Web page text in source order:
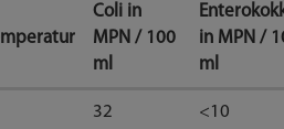
Coli in
MPN / 100
ml
in MPN /
ml
32 <10